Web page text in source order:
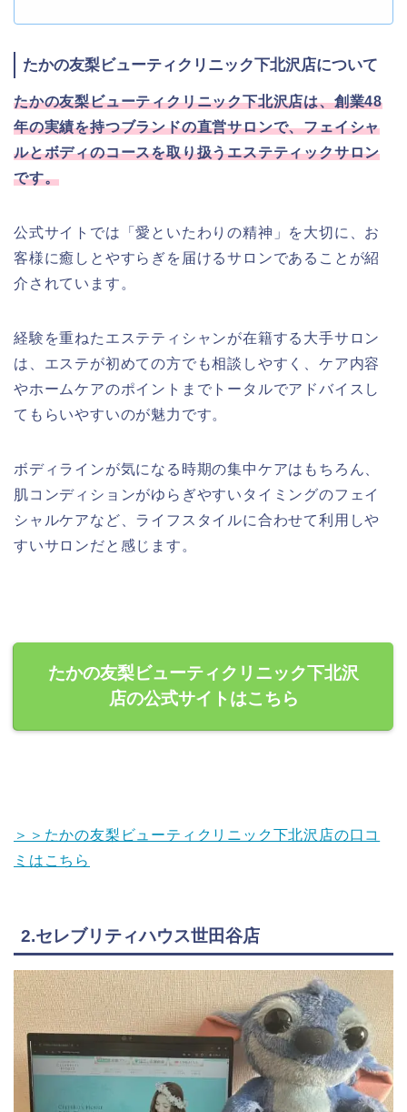
たかの友梨ビューティクリニック下北沢店について
たかの友梨ビューティクリニック下北沢店は、創業48
年の実績を持つブランドの直営サロンで、フェイシャ
ルとボディのコースを取り扱うエステティックサロン
です。
公式サイトでは「愛といたわりの精神」を大切に、お
客様に癒しとやすらぎを届けるサロンであることが紹
介されています。
経験を重ねたエステティシャンが在籍する大手サロン
は、エステが初めての方でも相談しやすく、ケア内容
やホームケアのポイントまでトータルでアドバイスし
てもらいやすいのが魅力です。
ボディラインが気になる時期の集中ケアはもちろん、
肌コンディションがゆらぎやすいタイミングのフェイ
シャルケアなど、ライフスタイルに合わせて利用しや
すいサロンだと感じます。
たかの友梨ビューティクリニック下北沢
店の公式サイトはこちら
＞＞たかの友梨ビューティクリニック下北沢店の口コ
ミはこちら
2.セレブリティハウス世田谷店